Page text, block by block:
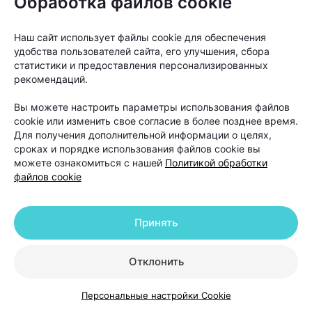
«Если человек замечает выраженное
выпадение волос, изменение их
структуры или появление участков
облысения, откладывать визит к
специалисту не стоит. Чем раньше
начинается диагностика, тем больше
возможностей повлиять на
Столкнувшись с выпадением волос, многие
покупают шампуни, сыворотки, витамины и БАДы.
Наш сайт использует файлы cookie для обеспечения
удобства пользователей сайта, его улучшения, сбора
статистики и предоставления персонализированных
рекомендаций.
Вы можете настроить параметры использования файлов
cookie или изменить свое согласие в более позднее время.
Для получения дополнительной информации о целях,
сроках и порядке использования файлов cookie вы
можете ознакомиться с нашей Политикой обработки
файлов cookie
Отклонить
Принять
Персональные настройки Cookie